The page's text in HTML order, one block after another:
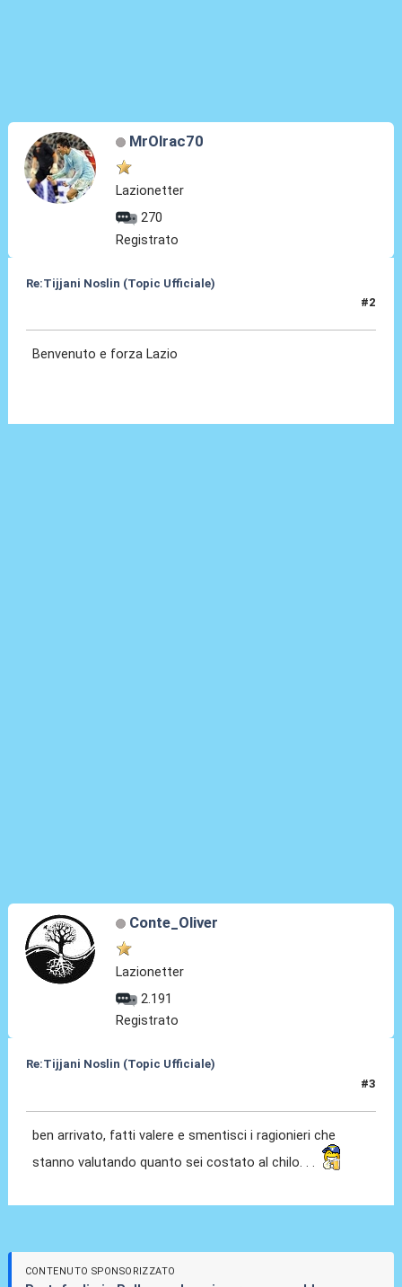
MrOlrac70
Lazionetter
270
Registrato
Re:Tijjani Noslin (Topic Ufficiale)
#2
Benvenuto e forza Lazio
Conte_Oliver
Lazionetter
2.191
Registrato
Re:Tijjani Noslin (Topic Ufficiale)
#3
ben arrivato, fatti valere e smentisci i ragionieri che
stanno valutando quanto sei costato al chilo. . .
CONTENUTO SPONSORIZZATO